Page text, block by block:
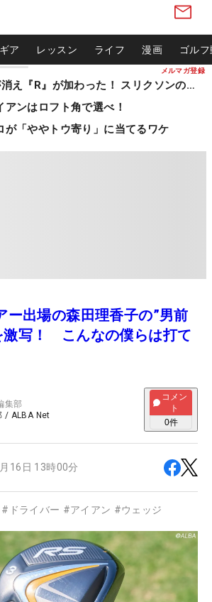
メルマガ登録
ギア レッスン ライフ 漫画 ゴル
『4』が消え『R』が加わった！ スリクソンの新作
アンはロフト角で選べ！
が「ややトウ寄り」に当てるワケ
ー出場の森田理香子の”男前
激写！ こんなの僕らは打て
集部
/ ALBA Net
コメン
ト
0件
16日 13時00分
# ドライバー #アイアン #ウェッジ